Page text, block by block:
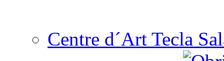
Centre d´Art Tecla